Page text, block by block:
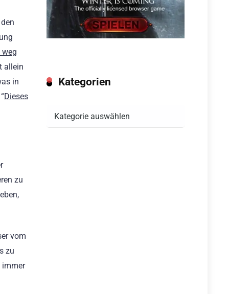
allein
in
Dieses
zu
vom
zu
immer
Kategorien